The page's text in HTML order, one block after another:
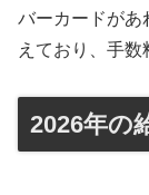
バーカードがあ
えており、手数
2026年の